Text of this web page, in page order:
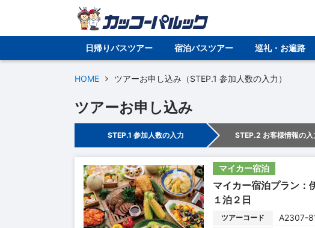
日帰りバスツアー 宿泊バスツアー 巡礼・お遍路
HOME ツアーお申し込み（STEP.1 参加人数の入力）
ツアーお申し込み
STEP.1 参加人数の入力 STEP.2 お客様情報の入
マイカー宿泊
マイカー宿泊プラン：
１泊２日
ツアーコード A2307-